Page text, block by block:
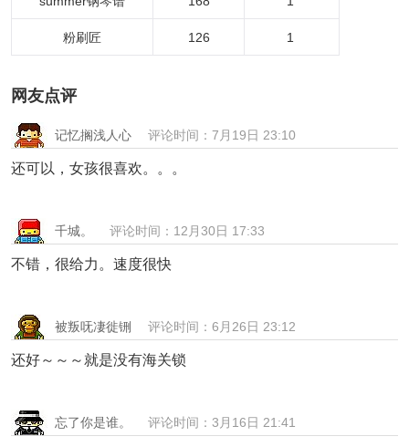
粉刷匠 126 1
网友点评
记忆搁浅人心 评论时间：7月19日 23:10
还可以，女孩很喜欢。。。
千城。 评论时间：12月30日 17:33
不错，很给力。速度很快
被叛呒凄徙铏 评论时间：6月26日 23:12
还好～～～就是没有海关锁
忘了你是谁。 评论时间：3月16日 21:41